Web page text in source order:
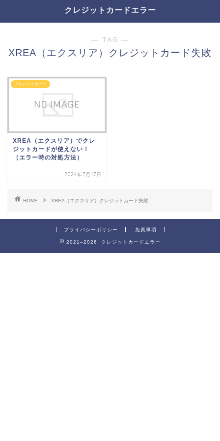
クレジットカードエラー
― TAG ―
XREA（エクスリア）クレジットカード失敗
クレジットカード
XREA（エクスリア）でクレ
ジットカードが使えない！
（エラー時の対処方法）
2024年7月17日
HOME XREA（エクスリア）クレジットカード失敗
プライバシーポリシー 免責事項
2021–2026 クレジットカードエラー